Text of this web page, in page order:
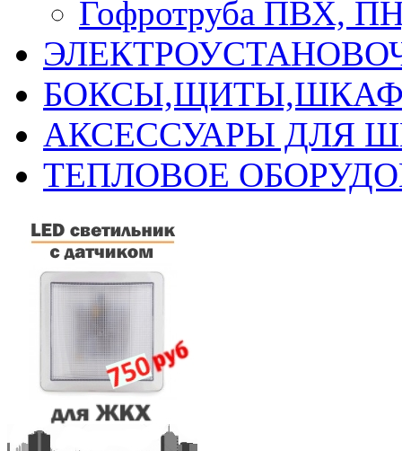
Гофротруба ПВХ,
АКСЕССУАРЫ ДЛЯ
ТЕПЛОВОЕ